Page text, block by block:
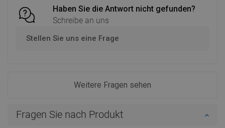
Haben Sie die Antwort nicht gefunden?
Schreibe an uns
Stellen Sie uns eine Frage
Weitere Fragen sehen
Fragen Sie nach Produkt